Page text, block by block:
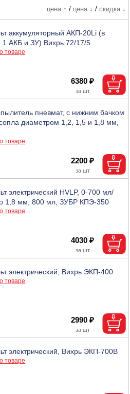
цена ↑ / цена ↓ / скидка ↓
аккумуляторный АКП-20Li (в
1 АКБ и ЗУ) Вихрь 72/17/5
товаре
6380 ₽
пневмат, с нижним бачком
диаметром 1,2, 1,5 и 1,8 мм,
товаре
2200 ₽
электрический HVLP, 0-700 мл/
1,8 мм, 800 мл, ЗУБР КПЭ-350
товаре
4030 ₽
электрический, Вихрь ЭКП-400
товаре
2990 ₽
электрический, Вихрь ЭКП-700В
товаре